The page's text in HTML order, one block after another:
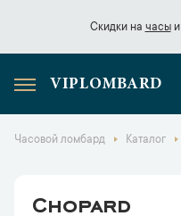
Скидки на часыи
Скидки начасы
VIPLOMBARD
Часовой ломбард Каталог
Chopard